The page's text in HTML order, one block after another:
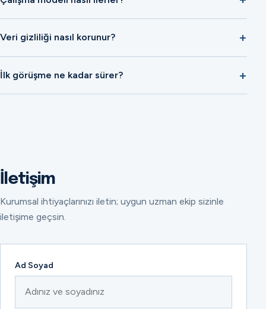
Veri gizliliği nasıl korunur?
İlk görüşme ne kadar sürer?
İletişim
Kurumsal ihtiyaçlarınızı iletin; uygun uzman ekip sizinle
iletişime geçsin.
Ad Soyad